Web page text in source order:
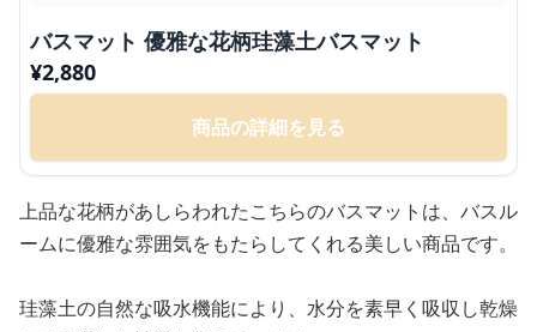
バスマット 優雅な花柄珪藻土バスマット
¥2,880
商品の詳細を見る
上品な花柄があしらわれたこちらのバスマットは、バスル
ームに優雅な雰囲気をもたらしてくれる美しい商品です。
珪藻土の自然な吸水機能により、水分を素早く吸収し乾燥